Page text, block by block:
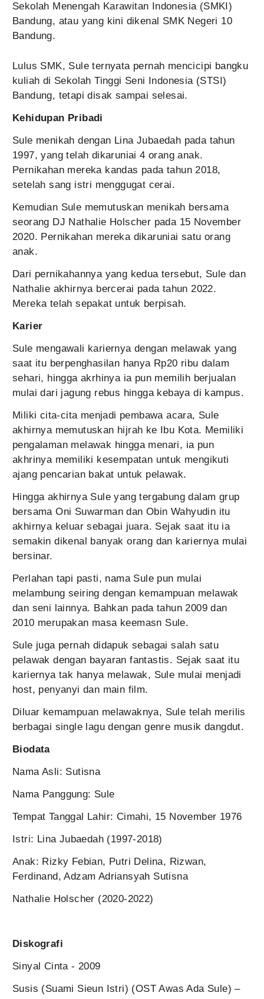
Sekolah Menengah Karawitan Indonesia (SMKI)
Bandung, atau yang kini dikenal SMK Negeri 10
Bandung.
Lulus SMK, Sule ternyata pernah mencicipi bangku
kuliah di Sekolah Tinggi Seni Indonesia (STSI)
Bandung, tetapi disak sampai selesai.
Kehidupan Pribadi
Sule menikah dengan Lina Jubaedah pada tahun
1997, yang telah dikaruniai 4 orang anak.
Pernikahan mereka kandas pada tahun 2018,
setelah sang istri menggugat cerai.
Kemudian Sule memutuskan menikah bersama
seorang DJ Nathalie Holscher pada 15 November
2020. Pernikahan mereka dikaruniai satu orang
anak.
Dari pernikahannya yang kedua tersebut, Sule dan
Nathalie akhirnya bercerai pada tahun 2022.
Mereka telah sepakat untuk berpisah.
Karier
Sule mengawali kariernya dengan melawak yang
saat itu berpenghasilan hanya Rp20 ribu dalam
sehari, hingga akrhinya ia pun memilih berjualan
mulai dari jagung rebus hingga kebaya di kampus.
Miliki cita-cita menjadi pembawa acara, Sule
akhirnya memutuskan hijrah ke Ibu Kota. Memiliki
pengalaman melawak hingga menari, ia pun
akhrinya memiliki kesempatan untuk mengikuti
ajang pencarian bakat untuk pelawak.
Hingga akhirnya Sule yang tergabung dalam grup
bersama Oni Suwarman dan Obin Wahyudin itu
akhirnya keluar sebagai juara. Sejak saat itu ia
semakin dikenal banyak orang dan kariernya mulai
bersinar.
Perlahan tapi pasti, nama Sule pun mulai
melambung seiring dengan kemampuan melawak
dan seni lainnya. Bahkan pada tahun 2009 dan
2010 merupakan masa keemasn Sule.
Sule juga pernah didapuk sebagai salah satu
pelawak dengan bayaran fantastis. Sejak saat itu
kariernya tak hanya melawak, Sule mulai menjadi
host, penyanyi dan main film.
Diluar kemampuan melawaknya, Sule telah merilis
berbagai single lagu dengan genre musik dangdut.
Biodata
Nama Asli: Sutisna
Nama Panggung: Sule
Tempat Tanggal Lahir: Cimahi, 15 November 1976
Istri: Lina Jubaedah (1997-2018)
Anak: Rizky Febian, Putri Delina, Rizwan,
Ferdinand, Adzam Adriansyah Sutisna
Nathalie Holscher (2020-2022)
Diskografi
Sinyal Cinta - 2009
Susis (Suami Sieun Istri) (OST Awas Ada Sule) –